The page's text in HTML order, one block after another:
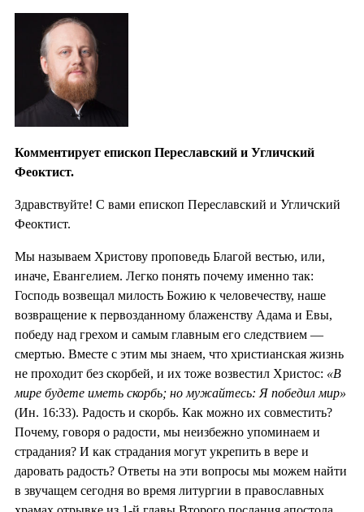
Комментирует епископ Переславский и Угличский
Феоктист.
Здравствуйте! С вами епископ Переславский и Угличский
Феоктист.
Мы называем Христову проповедь Благой вестью, или,
иначе, Евангелием. Легко понять почему именно так:
Господь возвещал милость Божию к человечеству, наше
возвращение к первозданному блаженству Адама и Евы,
победу над грехом и самым главным его следствием —
смертью. Вместе с этим мы знаем, что христианская жизнь
не проходит без скорбей, и их тоже возвестил Христос: «В
мире будете иметь скорбь; но мужайтесь: Я победил мир»
(Ин. 16:33). Радость и скорбь. Как можно их совместить?
Почему, говоря о радости, мы неизбежно упоминаем и
страдания? И как страдания могут укрепить в вере и
даровать радость? Ответы на эти вопросы мы можем найти
в звучащем сегодня во время литургии в православных